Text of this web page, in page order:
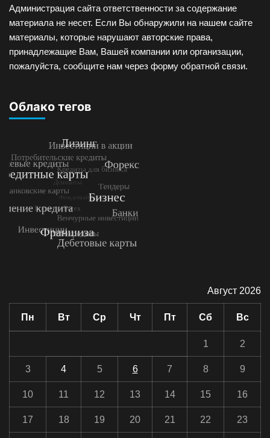
Администрация сайта ответственности за содержание
материала не несет. Если Вы обнаружили на нашем сайте
материалы, которые нарушают авторские права,
принадлежащие Вам, Вашей компании или организации,
пожалуйста, сообщите нам через форму обратной связи.
Облако тегов
Август 2026
Пн Вт Ср Чт Пт Сб Вс
1 2
3 4 5 6 7 8 9
10 11 12 13 14 15 16
17 18 19 20 21 22 23